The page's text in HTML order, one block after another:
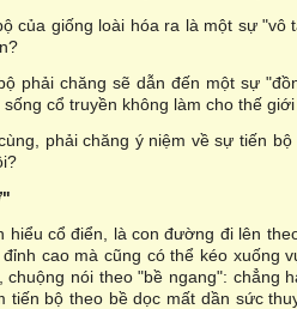
của giống loài hóa ra là một sự "vô
phải chăng sẽ dẫn đến một sự
sống cổ truyền không làm cho thế
phải chăng ý niệm về sự tiến
hiểu cổ điển, là con đường đi lên
cao mà cũng có thể kéo xuống
chuộng nói theo "bề ngang": chẳng
tiến bộ theo bề dọc mất dần sức